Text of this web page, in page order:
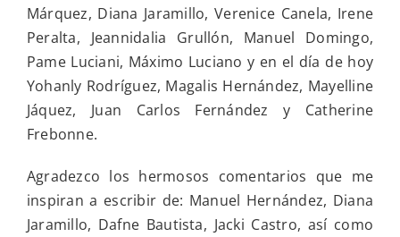
Márquez, Diana Jaramillo, Verenice Canela, Irene
Peralta, Jeannidalia Grullón, Manuel Domingo,
Pame Luciani, Máximo Luciano y en el día de hoy
Yohanly Rodríguez, Magalis Hernández, Mayelline
Jáquez, Juan Carlos Fernández y Catherine
Frebonne.
Agradezco los hermosos comentarios que me
inspiran a escribir de: Manuel Hernández, Diana
Jaramillo, Dafne Bautista, Jacki Castro, así como